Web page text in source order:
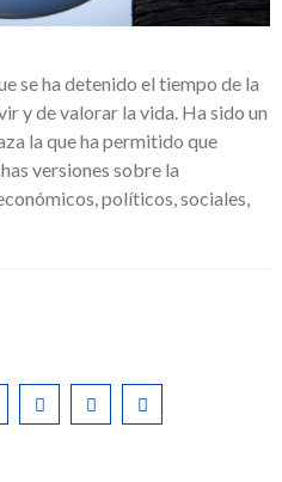
se ha detenido el tiempo de la
y de valorar la vida. Ha sido un
la que ha permitido que
versiones sobre la
políticos, sociales,